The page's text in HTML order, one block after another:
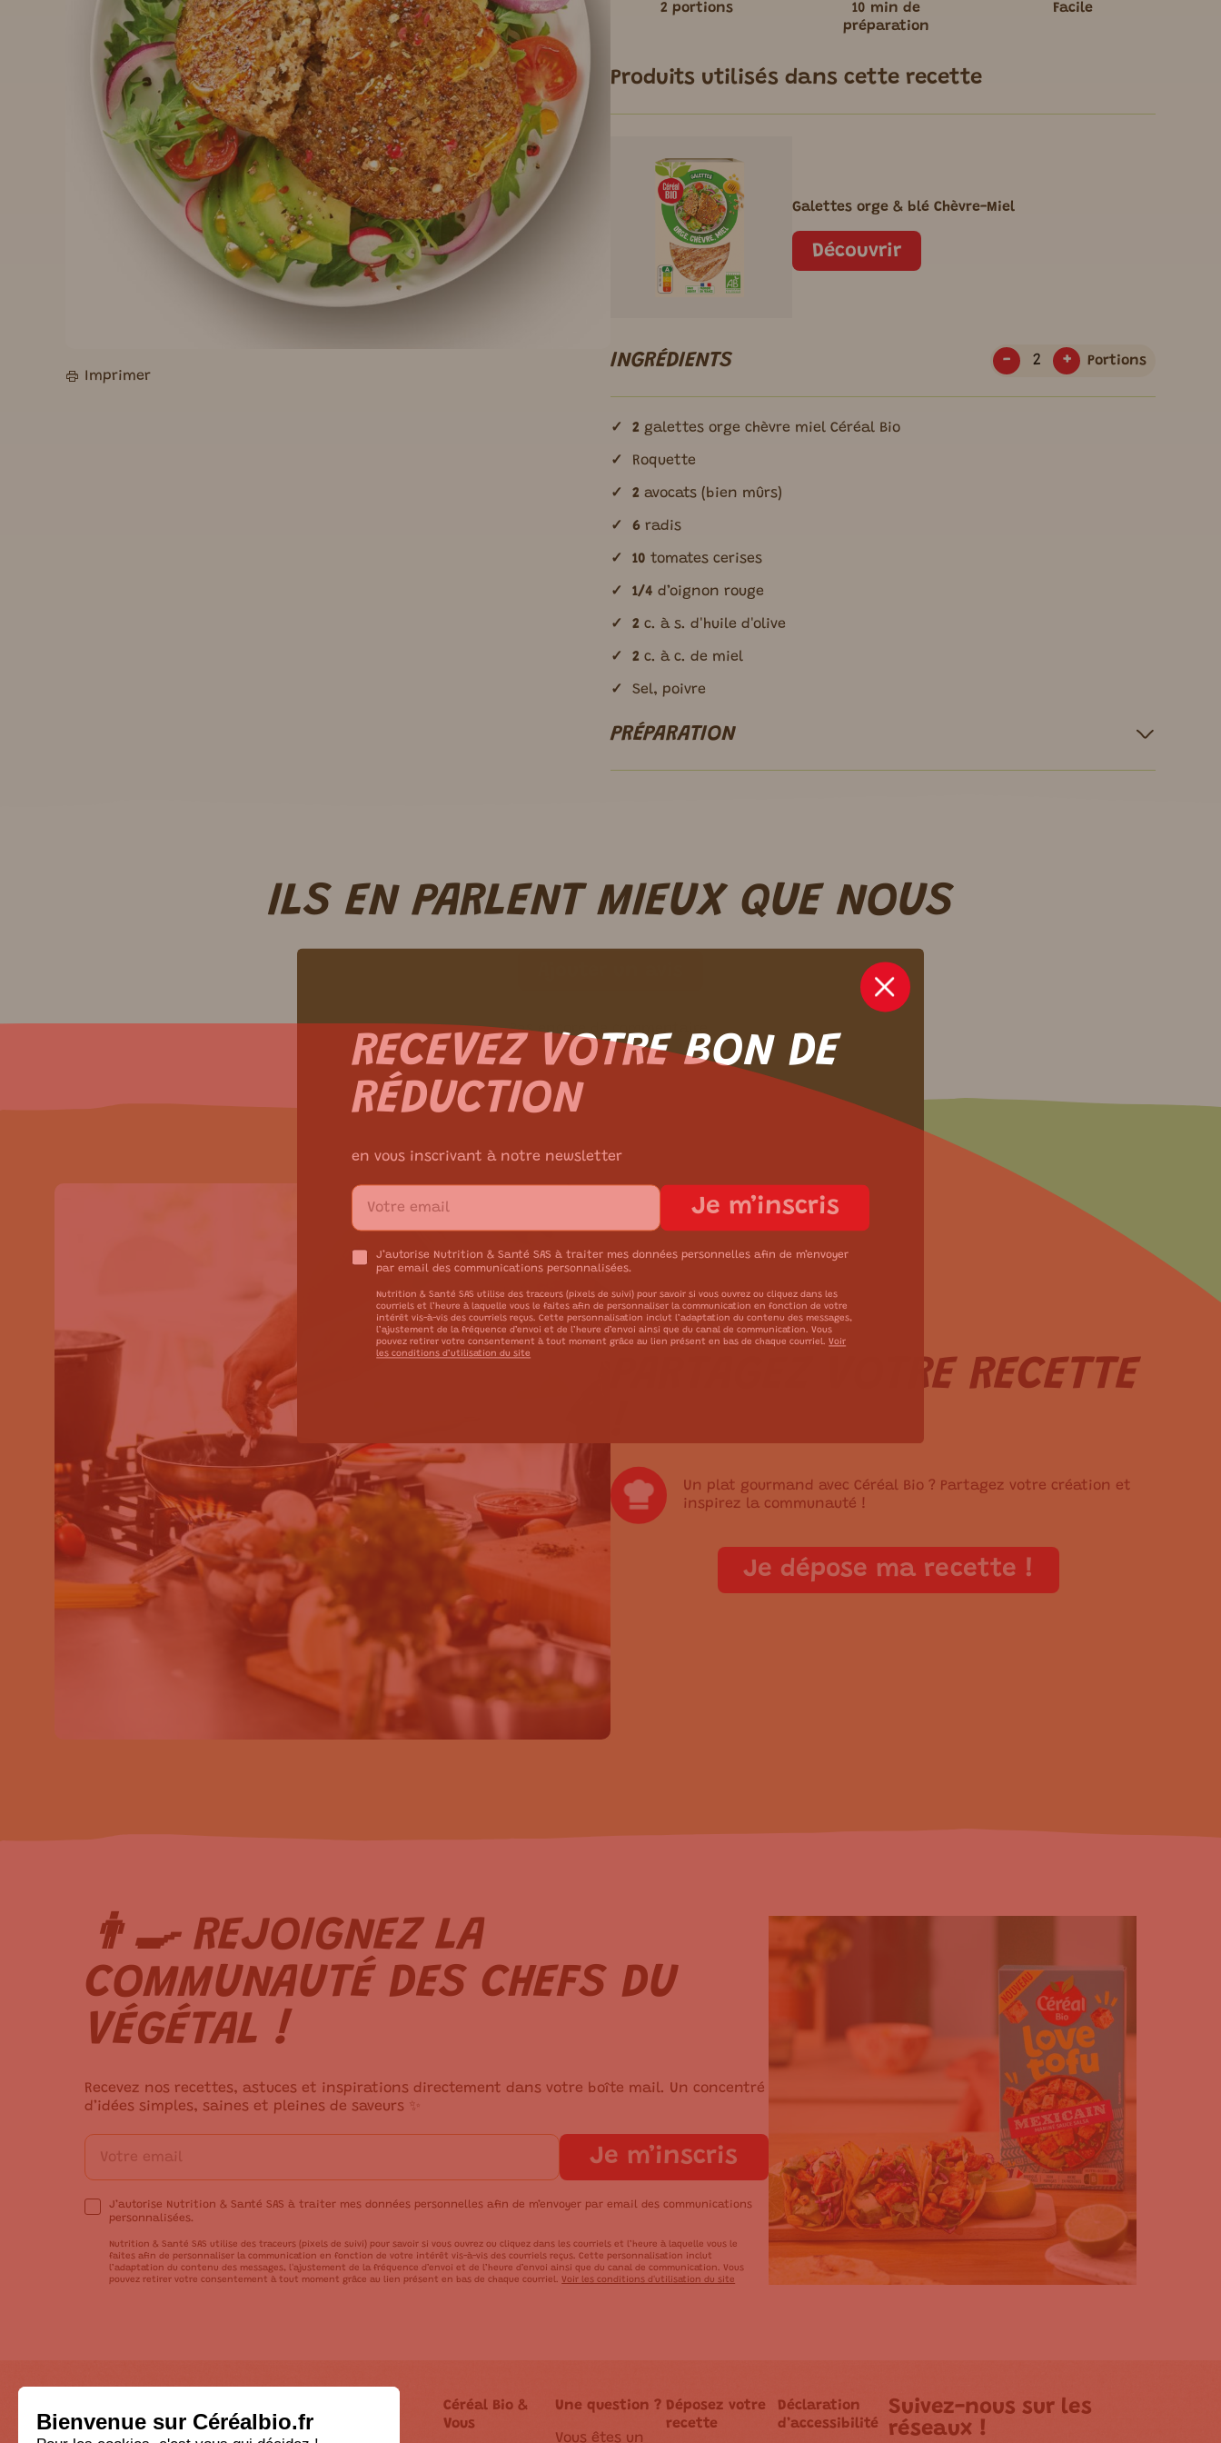
Imprimer
2 portions
10 min de
préparation
Facile
Produits utilisés dans cette recette
Galettes orge & blé Chèvre-Miel
Découvrir
INGRÉDIENTS - + Portions
2 galettes orge chèvre miel Céréal Bio
Roquette
2 avocats (bien mûrs)
6 radis
10 tomates cerises
1/4 d’oignon rouge
2 c. à s. d'huile d'olive
2 c. à c. de miel
Sel, poivre
PRÉPARATION
ILS EN PARLENTMIEUXQUE NOUS
Pas encore de commentaire.
PARTAGEZ VOTRE RECETTE
Un plat gourmand avec Céréal Bio ? Partagez votre création et
inspirez la communauté !
Je dépose ma recette !
👨‍🍳 REJOIGNEZ LA
COMMUNAUTÉ DES CHEFS DU
VÉGÉTAL !
Recevez nos recettes, astuces et inspirations directement dans votre boîte mail. Un concentré
d’idées simples, saines et pleines de saveurs ✨
Je m’inscris
J’autorise Nutrition & Santé SAS à traiter mes données personnelles afin de m’envoyer par email des communications
personnalisées.
Nutrition & Santé SAS utilise des traceurs (pixels de suivi) pour savoir si vous ouvrez ou cliquez dans les courriels et l’heure à laquelle vous le
faites afin de personnaliser la communication en fonction de votre intérêt vis-à-vis des courriels reçus. Cette personnalisation inclut
l’adaptation du contenu des messages, l'ajustement de la fréquence d’envoi et de l’heure d’envoi ainsi que du canal de communication. Vous
pouvez retirer votre consentement à tout moment grâce au lien présent en bas de chaque courriel.Voir les conditions d'utilisation du site
RECEVEZ VOTRE BON DE
RÉDUCTION
en vous inscrivant à notre newsletter
Je m’inscris
J’autorise Nutrition & Santé SAS à traiter mes données personnelles afin de m’envoyer
par email des communications personnalisées.
Nutrition & Santé SAS utilise des traceurs (pixels de suivi) pour savoir si vous ouvrez ou cliquez dans les
courriels et l’heure à laquelle vous le faites afin de personnaliser la communication en fonction de votre
intérêt vis-à-vis des courriels reçus. Cette personnalisation inclut l’adaptation du contenu des messages,
l’ajustement de la fréquence d’envoi et de l’heure d’envoi ainsi que du canal de communication. Vous
pouvez retirer votre consentement à tout moment grâce au lien présent en bas de chaque courriel.Voir
les conditions d’utilisation du site
Céréal Bio &
Vous
Une question ?
Vous êtes un
Déposez votre
recette
Déclaration
d’accessibilité
Suivez-nous sur les
réseaux !